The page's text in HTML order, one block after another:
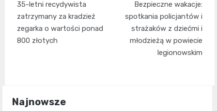
wpisu
35-letni recydywista
zatrzymany za kradzież
zegarka o wartości ponad
800 złotych
Bezpieczne wakacje:
spotkania policjantów i
strażaków z dziećmi i
młodzieżą w powiecie
legionowskim
Najnowsze